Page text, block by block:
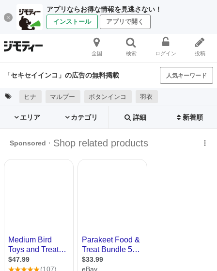
アプリならお得な情報を見逃さない！
インストール アプリで開く
全国 検索 ログイン 投稿
「セキセイインコ」の広告の無料掲載 人気キーワード
ヒナ マルプー ボタンインコ 羽衣
エリア カテゴリ 詳細 新着順